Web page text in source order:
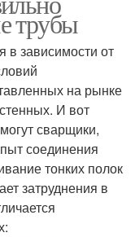
трубы
в зависимости от
на рынке
И вот
сварщики,
соединения
тонких полок
затруднения в